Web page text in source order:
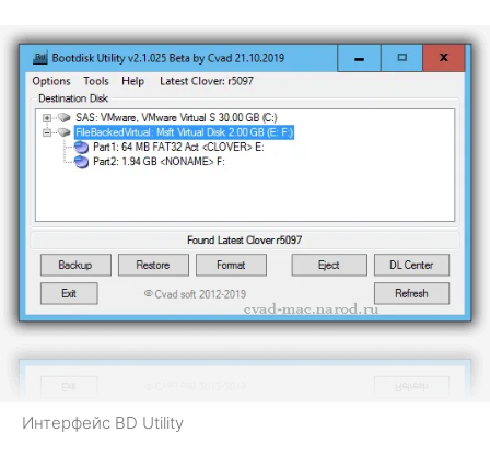
Интерфейс BD Utility